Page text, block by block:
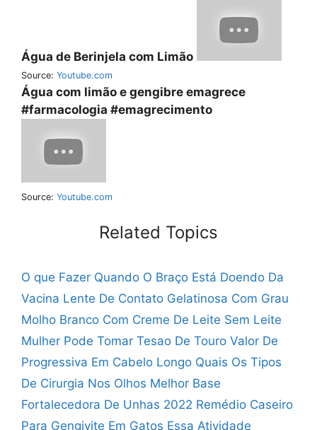
Água de Berinjela com Limão
Source: Youtube.com
Água com limão e gengibre emagrece
#farmacologia #emagrecimento
Source: Youtube.com
Related Topics
O que Fazer Quando O Braço Está Doendo Da
Vacina Lente De Contato Gelatinosa Com Grau
Molho Branco Com Creme De Leite Sem Leite
Mulher Pode Tomar Tesao De Touro Valor De
Progressiva Em Cabelo Longo Quais Os Tipos
De Cirurgia Nos Olhos Melhor Base
Fortalecedora De Unhas 2022 Remédio Caseiro
Para Gengivite Em Gatos Essa Atividade